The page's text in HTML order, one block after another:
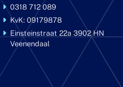
0318 712 089
KvK: 09179878
Einsteinstraat 22a 3902 HN
Veenendaal